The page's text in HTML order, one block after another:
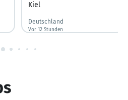
Kiel
Deutschland
Vor 12 Stunden
Vor 12 Stunden veröffentlicht